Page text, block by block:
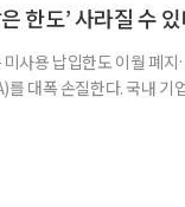
한 채씩을 보유하면 한 세
한도’ 사라질 수
미사용 납입한도 이월 폐
를 대폭 손질한다. 국내 기